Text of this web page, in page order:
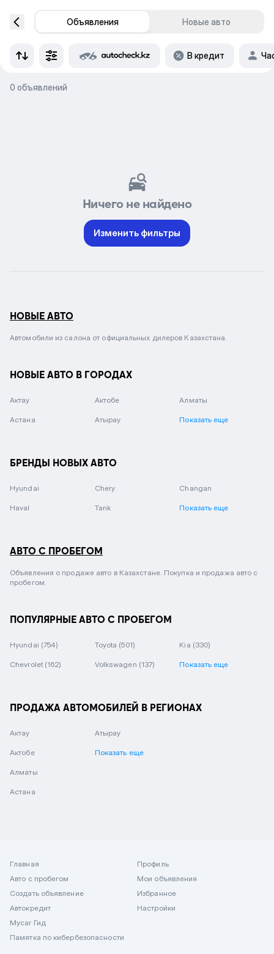
Объявления Новые авто
В кредит
0 объявлений
Ничего не найдено
Изменить фильтры
НОВЫЕ АВТО
Автомобили из салона от официальных дилеров Казахстана.
НОВЫЕ АВТО В ГОРОДАХ
Актау Актобе Алматы
Астана Атырау Показать еще
БРЕНДЫ НОВЫХ АВТО
Hyundai Chery Changan
Haval Tank Показать еще
АВТО С ПРОБЕГОМ
Объявления о продаже авто в Казахстане. Покупка и продажа авто с
пробегом.
ПОПУЛЯРНЫЕ АВТО С ПРОБЕГОМ
Hyundai (754) Toyota (501) Kia (330)
Chevrolet (162) Volkswagen (137) Показать еще
ПРОДАЖА АВТОМОБИЛЕЙ В РЕГИОНАХ
Актау
Актобе
Алматы
Астана
Атырау
Показать еще
Главная
Авто с пробегом
Создать объявление
Автокредит
Mycar Гид
Памятка по кибербезопасности
Профиль
Мои объявления
Избранное
Настройки